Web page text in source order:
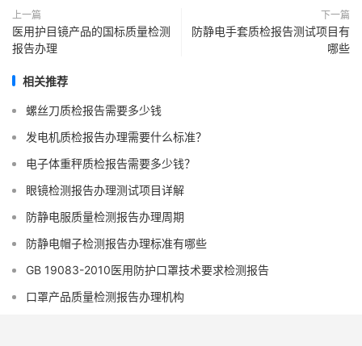
上一篇
医用护目镜产品的国标质量检测
报告办理
下一篇
防静电手套质检报告测试项目有
哪些
相关推荐
螺丝刀质检报告需要多少钱
发电机质检报告办理需要什么标准？
电子体重秤质检报告需要多少钱？
眼镜检测报告办理测试项目详解
防静电服质量检测报告办理周期
防静电帽子检测报告办理标准有哪些
GB 19083-2010医用防护口罩技术要求检测报告
口罩产品质量检测报告办理机构